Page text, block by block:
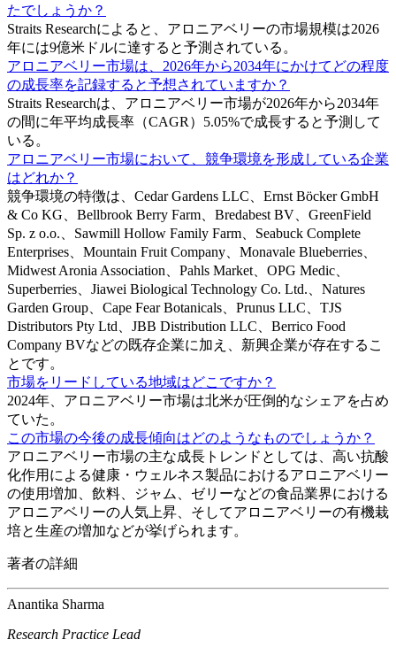
たでしょうか？
Straits Researchによると、アロニアベリーの市場規模は2026
年には9億米ドルに達すると予測されている。
アロニアベリー市場は、2026年から2034年にかけてどの程度
の成長率を記録すると予想されていますか？
Straits Researchは、アロニアベリー市場が2026年から2034年
の間に年平均成長率（CAGR）5.05%で成長すると予測して
いる。
アロニアベリー市場において、競争環境を形成している企業
はどれか？
競争環境の特徴は、Cedar Gardens LLC、Ernst Böcker GmbH
& Co KG、Bellbrook Berry Farm、Bredabest BV、GreenField
Sp. z o.o.、Sawmill Hollow Family Farm、Seabuck Complete
Enterprises、Mountain Fruit Company、Monavale Blueberries、
Midwest Aronia Association、Pahls Market、OPG Medic、
Superberries、Jiawei Biological Technology Co. Ltd.、Natures
Garden Group、Cape Fear Botanicals、Prunus LLC、TJS
Distributors Pty Ltd、JBB Distribution LLC、Berrico Food
Company BVなどの既存企業に加え、新興企業が存在するこ
とです。
市場をリードしている地域はどこですか？
2024年、アロニアベリー市場は北米が圧倒的なシェアを占め
ていた。
この市場の今後の成長傾向はどのようなものでしょうか？
アロニアベリー市場の主な成長トレンドとしては、高い抗酸
化作用による健康・ウェルネス製品におけるアロニアベリー
の使用増加、飲料、ジャム、ゼリーなどの食品業界における
アロニアベリーの人気上昇、そしてアロニアベリーの有機栽
培と生産の増加などが挙げられます。
著者の詳細
Anantika Sharma
Research Practice Lead